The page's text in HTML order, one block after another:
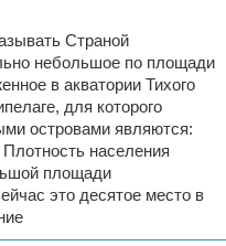
Страной
небольшое по площади
в акватории Тихого
для которого
островами являются:
населения
площади
это десятое место в